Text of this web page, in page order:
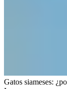
Gatos siameses: